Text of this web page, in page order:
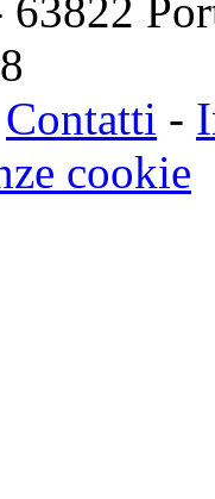
63822
Contatti -
cookie